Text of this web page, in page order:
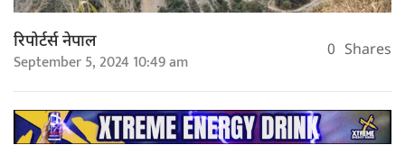
रिपोर्टर्स नेपाल
September 5, 2024 10:49 am 0 Shares